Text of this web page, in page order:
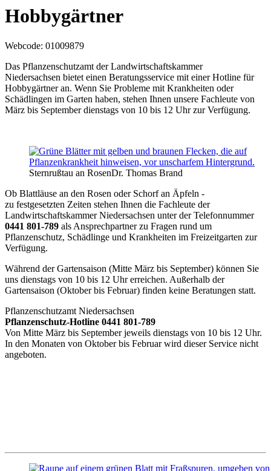
Hobbygärtner
Webcode: 01009879
Das Pflanzenschutzamt der Landwirtschaftskammer
Niedersachsen bietet einen Beratungsservice mit einer Hotline für
Hobbygärtner an. Wenn Sie Probleme mit Krankheiten oder
Schädlingen im Garten haben, stehen Ihnen unsere Fachleute von
März bis September dienstags von 10 bis 12 Uhr zur Verfügung.
Sternrußtau an RosenDr. Thomas Brand
Ob Blattläuse an den Rosen oder Schorf an Äpfeln -
zu festgesetzten Zeiten stehen Ihnen die Fachleute der
Landwirtschaftskammer Niedersachsen unter der Telefonnummer
0441 801-789 als Ansprechpartner zu Fragen rund um
Pflanzenschutz, Schädlinge und Krankheiten im Freizeitgarten zur
Verfügung.
Während der Gartensaison (Mitte März bis September) können Sie
uns dienstags von 10 bis 12 Uhr erreichen. Außerhalb der
Gartensaison (Oktober bis Februar) finden keine Beratungen statt.
Pflanzenschutzamt Niedersachsen
Pflanzenschutz-Hotline 0441 801-789
Von Mitte März bis September jeweils dienstags von 10 bis 12 Uhr.
In den Monaten von Oktober bis Februar wird dieser Service nicht
angeboten.